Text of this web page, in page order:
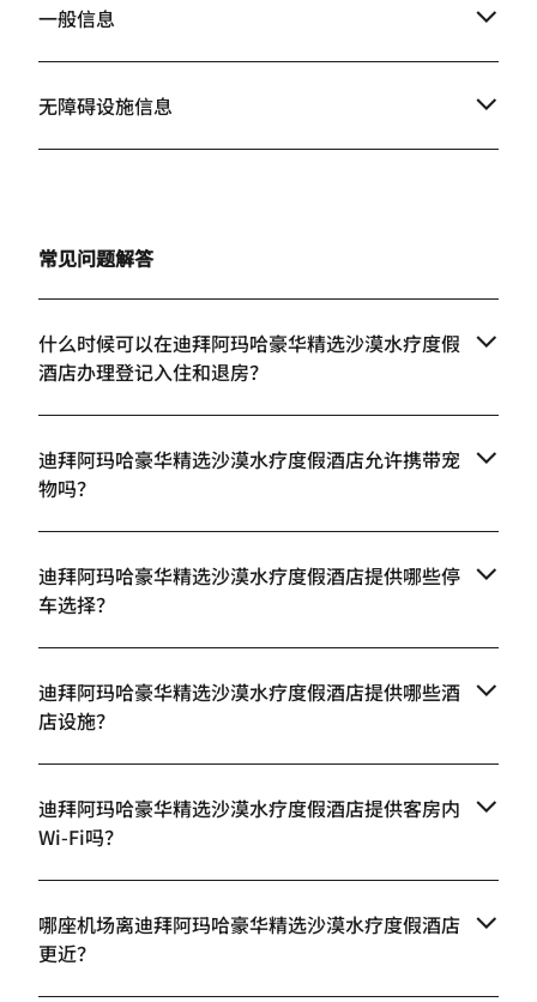
一般信息
无障碍设施信息
常见问题解答
什么时候可以在迪拜阿玛哈豪华精选沙漠水疗度假
酒店办理登记入住和退房？
迪拜阿玛哈豪华精选沙漠水疗度假酒店允许携带宠
物吗？
迪拜阿玛哈豪华精选沙漠水疗度假酒店提供哪些停
车选择？
迪拜阿玛哈豪华精选沙漠水疗度假酒店提供哪些酒
店设施？
迪拜阿玛哈豪华精选沙漠水疗度假酒店提供客房内
Wi-Fi吗？
哪座机场离迪拜阿玛哈豪华精选沙漠水疗度假酒店
更近？